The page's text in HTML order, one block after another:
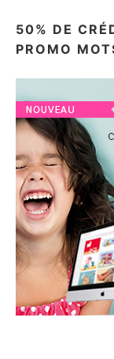
50% DE
PROMO